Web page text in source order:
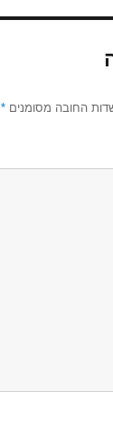
החובה מסומנים*